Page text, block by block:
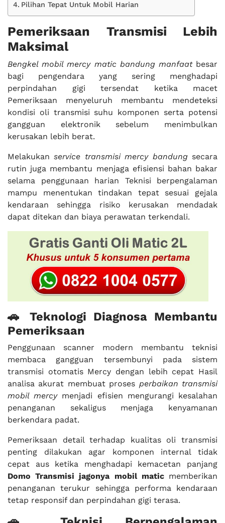
Pilihan Tepat Untuk Mobil Harian
Pemeriksaan Transmisi Lebih
Maksimal
Bengkel mobil mercy matic bandung manfaatbesar
bagi pengendara yang sering menghadapi
perpindahan gigi tersendat ketika macet
Pemeriksaan menyeluruh membantu mendeteksi
kondisi oli transmisi suhu komponen serta potensi
gangguan elektronik sebelum menimbulkan
kerusakan lebih berat.
Melakukanservice transmisi mercy bandungsecara
rutin juga membantu menjaga efisiensi bahan bakar
selama penggunaan harian Teknisi berpengalaman
mampu menentukan tindakan tepat sesuai gejala
kendaraan sehingga risiko kerusakan mendadak
dapat ditekan dan biaya perawatan terkendali.
🚗 Teknologi Diagnosa Membantu
Pemeriksaan
Penggunaan scanner modern membantu teknisi
membaca gangguan tersembunyi pada sistem
transmisi otomatis Mercy dengan lebih cepat Hasil
analisa akurat membuat proses perbaikan transmisi
mobil mercymenjadi efisien mengurangi kesalahan
penanganan sekaligus menjaga kenyamanan
berkendara padat.
Pemeriksaan detail terhadap kualitas oli transmisi
penting dilakukan agar komponen internal tidak
cepat aus ketika menghadapi kemacetan panjang
Domo Transmisi jagonya mobil maticmemberikan
penanganan terukur sehingga performa kendaraan
tetap responsif dan perpindahan gigi terasa.